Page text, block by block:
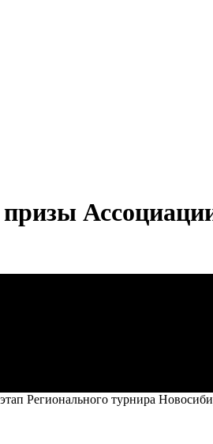
Регионального турнира